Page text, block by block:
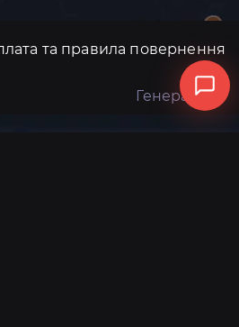
та правила повернення
Генератори